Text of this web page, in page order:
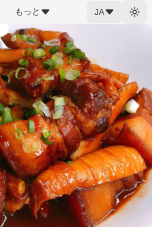
もっと JA